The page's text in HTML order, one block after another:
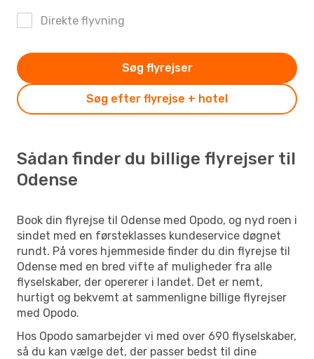
Direkte flyvning
Søg efter flyrejse + hotel
Søg flyrejser
Sådan finder du billige flyrejser til
Odense
Book din flyrejse til Odense med Opodo, og nyd roen i
sindet med en førsteklasses kundeservice døgnet
rundt. På vores hjemmeside finder du din flyrejse til
Odense med en bred vifte af muligheder fra alle
flyselskaber, der opererer i landet. Det er nemt,
hurtigt og bekvemt at sammenligne billige flyrejser
med Opodo.
Hos Opodo samarbejder vi med over 690 flyselskaber,
så du kan vælge det, der passer bedst til dine